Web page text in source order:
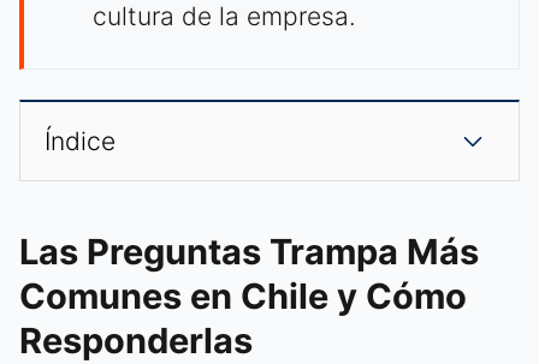
cultura de la empresa.
Índice
Las Preguntas Trampa Más
Comunes en Chile y Cómo
Responderlas